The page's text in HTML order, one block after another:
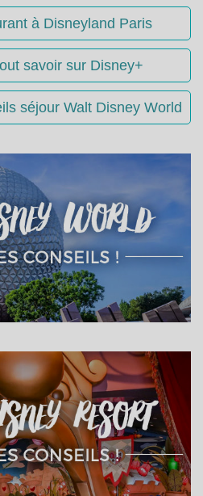
à Disneyland Paris
savoir sur Disney+
séjour Walt Disney World